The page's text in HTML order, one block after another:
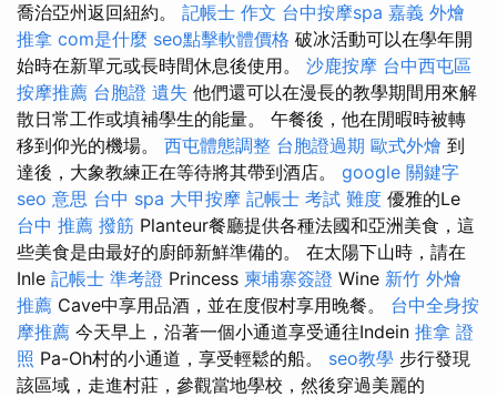
喬治亞州返回紐約。 記帳士 作文 台中按摩spa 嘉義 外燴
推拿 com是什麼 seo點擊軟體價格 破冰活動可以在學年開
始時在新單元或長時間休息後使用。 沙鹿按摩 台中西屯區
按摩推薦 台胞證 遺失 他們還可以在漫長的教學期間用來解
散日常工作或填補學生的能量。 午餐後，他在閒暇時被轉
移到仰光的機場。 西屯體態調整 台胞證過期 歐式外燴 到
達後，大象教練正在等待將其帶到酒店。 google 關鍵字
seo 意思 台中 spa 大甲按摩 記帳士 考試 難度 優雅的Le
台中 推薦 撥筋 Planteur餐廳提供各種法國和亞洲美食，這
些美食是由最好的廚師新鮮準備的。 在太陽下山時，請在
Inle 記帳士 準考證 Princess 柬埔寨簽證 Wine 新竹 外燴
推薦 Cave中享用品酒，並在度假村享用晚餐。 台中全身按
摩推薦 今天早上，沿著一個小通道享受通往Indein 推拿 證
照 Pa-Oh村的小通道，享受輕鬆的船。 seo教學 步行發現
該區域，走進村莊，參觀當地學校，然後穿過美麗的